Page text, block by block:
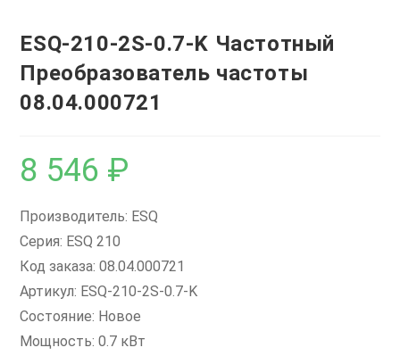
ESQ-210-2S-0.7-K Частотный
Преобразователь частоты
08.04.000721
8 546 ₽
Производитель: ESQ
Серия: ESQ 210
Код заказа: 08.04.000721
Артикул: ESQ-210-2S-0.7-K
Состояние: Новое
Мощность: 0.7 кВт